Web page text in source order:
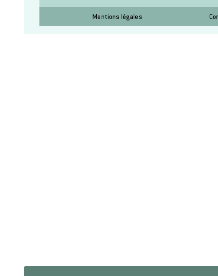
Mentions légales